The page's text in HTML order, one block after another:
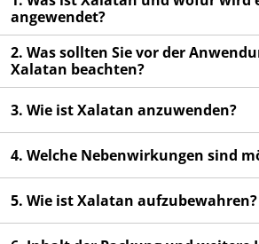
Dieses Arzneimittel wurde
persönlich verschrieben. Geben
Dritte weiter. Es kann anderen
schaden, auch wenn diese die
Beschwerden haben wie Sie.
Wenn Sie Nebenwirkungen
sich an Ihren Arzt, den Arzt, der
für Nebenwirkungen, die nicht in
Packungsbeilage angegeben
angewendet?
2. Was sollten Sie vor der
Xalatan beachten?
3. Wie ist Xalatan anzuwenden?
4. Welche Nebenwirkungen sind
5. Wie ist Xalatan aufzubewahren?